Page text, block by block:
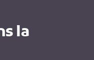
la